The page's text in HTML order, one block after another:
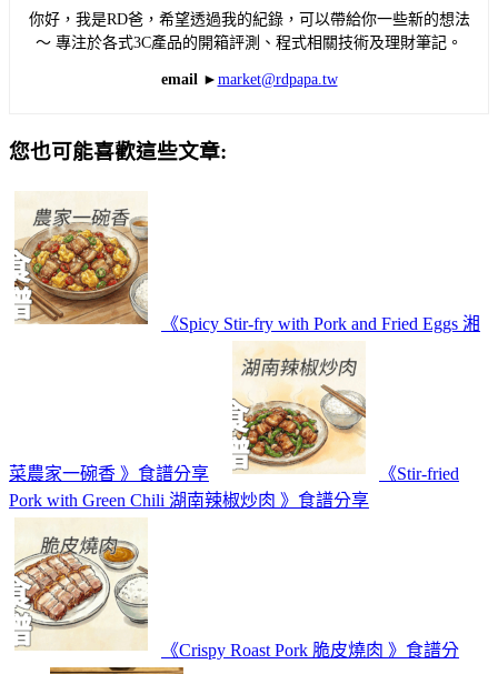
你好，我是RD爸，希望透過我的紀錄，可以帶給你一些新的想法
～ 專注於各式3C產品的開箱評測、程式相關技術及理財筆記。
email ► market@rdpapa.tw
您也可能喜歡這些文章:
《Spicy Stir-fry with Pork and Fried Eggs 湘
菜農家一碗香 》食譜分享
《Stir-fried
Pork with Green Chili 湖南辣椒炒肉 》食譜分享
《Crispy Roast Pork 脆皮燒肉 》食譜分